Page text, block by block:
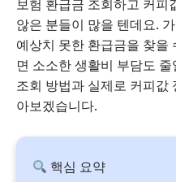
보험 환급금 조회하고 커피
않은 분들이 많을 텐데요.
예상치 못한 환급금을 찾을
면 소소한 생활비 부담도
조회 방법과 실제로 커피값
아보겠습니다.
핵심 요약